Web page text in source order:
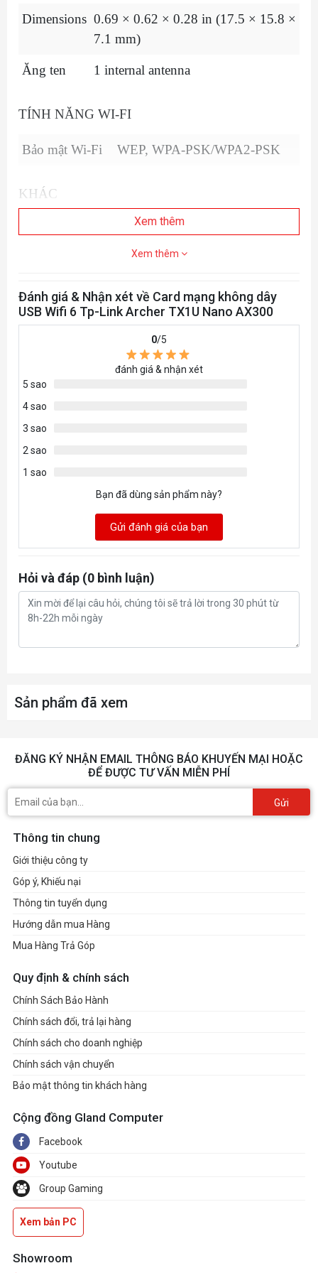
Dimensions 0.69 × 0.62 × 0.28 in (17.5 × 15.8 ×
7.1 mm)
Ăng ten 1 internal antenna
TÍNH NĂNG WI-FI
Bảo mật Wi-Fi WEP, WPA-PSK/WPA2-PSK
KHÁC
1× AX300 Nano Wi-Fi 6 Wireless
USB Adapter Archer TX1U
System
Requirements
Supported operating systems include
Windows 11/10/7 and Linux (Kernel 3.10
and later)
Xem thêm
Xem thêm
Đánh giá & Nhận xét về Card mạng không dây
USB Wifi 6 Tp-Link Archer TX1U Nano AX300
0/5
đánh giá & nhận xét
5 sao
4 sao
3 sao
2 sao
1 sao
Bạn đã dùng sản phẩm này?
Gửi đánh giá của bạn
Hỏi và đáp (0 bình luận)
Sản phẩm đã xem
ĐĂNG KÝ NHẬN EMAIL THÔNG BÁO KHUYẾN MẠI HOẶC
ĐỂ ĐƯỢC TƯ VẤN MIỄN PHÍ
Gửi
Thông tin chung
Giới thiệu công ty
Góp ý, Khiếu nại
Thông tin tuyển dụng
Hướng dẫn mua Hàng
Mua Hàng Trả Góp
Quy định & chính sách
Chính Sách Bảo Hành
Chính sách đổi, trả lại hàng
Chính sách cho doanh nghiệp
Chính sách vận chuyển
Bảo mật thông tin khách hàng
Cộng đồng Gland Computer
Facebook
Youtube
Group Gaming
Xem bản PC
Showroom